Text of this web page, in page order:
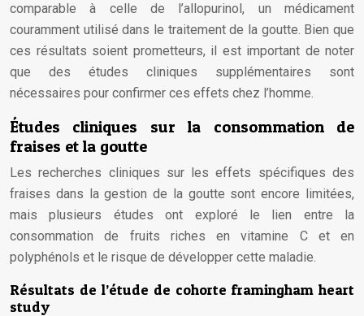
comparable à celle de l’allopurinol, un médicament
couramment utilisé dans le traitement de la goutte. Bien que
ces résultats soient prometteurs, il est important de noter
que des études cliniques supplémentaires sont
nécessaires pour confirmer ces effets chez l’homme.
Études cliniques sur la consommation de
fraises et la goutte
Les recherches cliniques sur les effets spécifiques des
fraises dans la gestion de la goutte sont encore limitées,
mais plusieurs études ont exploré le lien entre la
consommation de fruits riches en vitamine C et en
polyphénols et le risque de développer cette maladie.
Résultats de l’étude de cohorte framingham heart
study